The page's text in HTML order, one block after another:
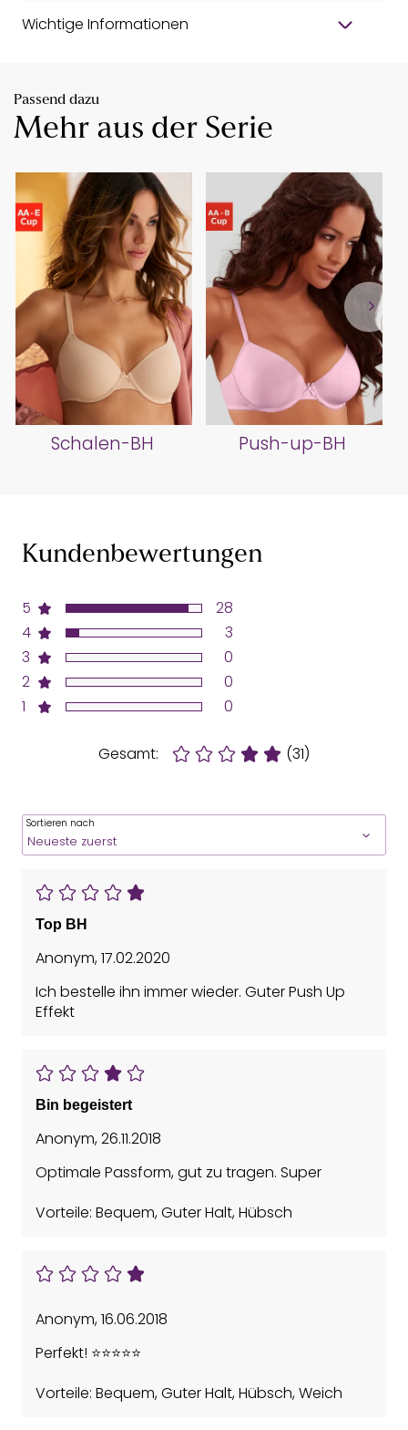
Wichtige Informationen
Passend dazu
Mehr aus der Serie
Schalen-BH Push-up-BH
Kundenbewertungen
5
4
3
2
1
28
3
0
0
0
Gesamt: (31)
Sortieren nach
Top BH
Anonym,17.02.2020
Ich bestelle ihn immer wieder. Guter Push Up
Effekt
Bin begeistert
Anonym,26.11.2018
Optimale Passform, gut zu tragen. Super
Vorteile: Bequem, Guter Halt, Hübsch
Anonym,16.06.2018
Perfekt! ⭐️⭐️⭐️⭐️⭐️
Vorteile: Bequem, Guter Halt, Hübsch, Weich